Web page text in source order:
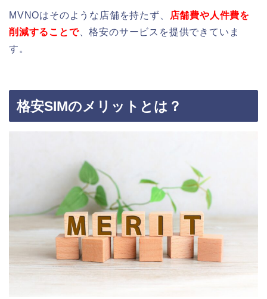
MVNOはそのような店舗を持たず、
店舗費や人件費を
削減することで、格安のサービスを提供できていま
す。
格安SIMのメリットとは？